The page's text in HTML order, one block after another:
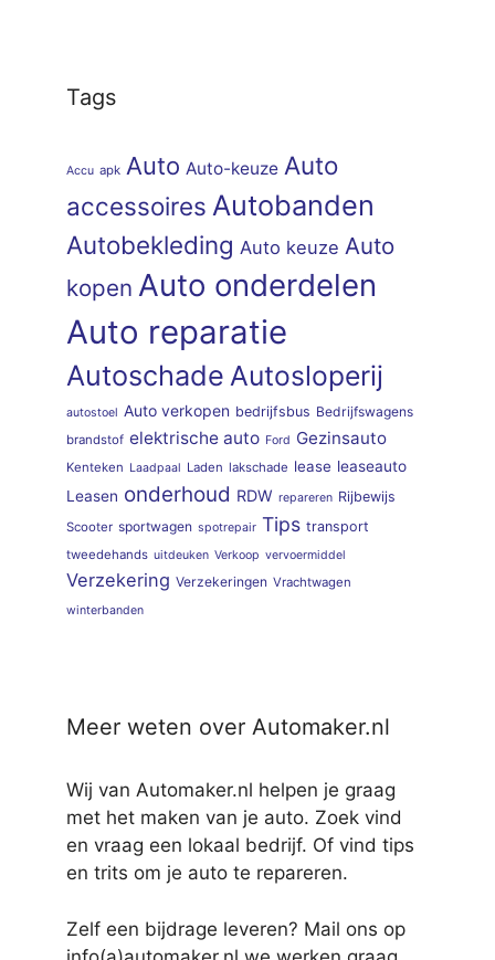
Tags
Accu apk Auto Auto-keuze Auto
accessoires Autobanden
Autobekleding Auto keuze Auto
kopen Auto onderdelen
Auto reparatie
Autoschade Autosloperij
autostoel Auto verkopen bedrijfsbus Bedrijfswagens
brandstof elektrische auto Ford Gezinsauto
Kenteken Laadpaal Laden lakschade lease leaseauto
Leasen onderhoud RDW repareren Rijbewijs
Scooter sportwagen spotrepair Tips transport
tweedehands uitdeuken Verkoop vervoermiddel
Verzekering Verzekeringen Vrachtwagen
winterbanden
Meer weten over Automaker.nl
Wij van Automaker.nl helpen je graag
met het maken van je auto. Zoek vind
en vraag een lokaal bedrijf. Of vind tips
en trits om je auto te repareren.
Zelf een bijdrage leveren? Mail ons op